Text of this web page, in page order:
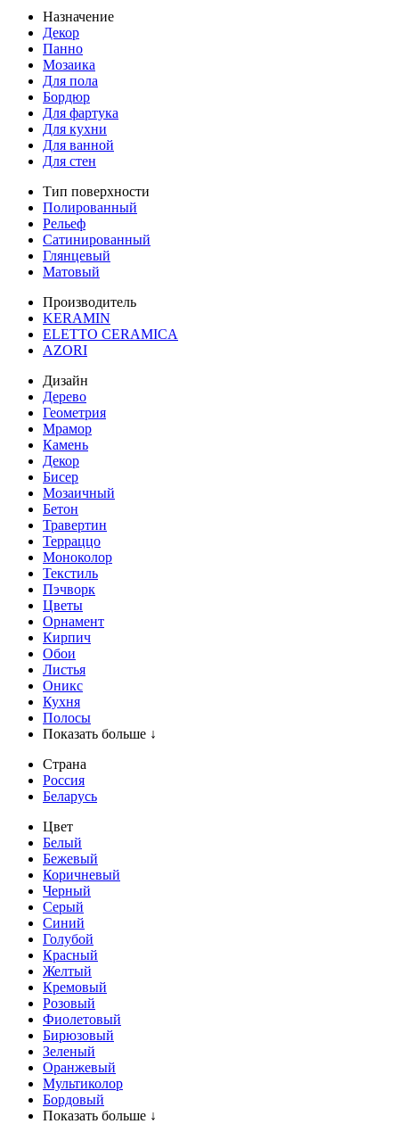
Назначение
Декор
Панно
Мозаика
Для пола
Бордюр
Для фартука
Для кухни
Для ванной
Для стен
Тип поверхности
Полированный
Рельеф
Сатинированный
Глянцевый
Матовый
Производитель
KERAMIN
ELETTO CERAMICA
AZORI
Дизайн
Дерево
Геометрия
Мрамор
Камень
Декор
Бисер
Мозаичный
Бетон
Травертин
Терраццо
Моноколор
Текстиль
Пэчворк
Цветы
Орнамент
Кирпич
Обои
Листья
Оникс
Кухня
Полосы
Показать больше ↓
Страна
Россия
Беларусь
Цвет
Белый
Бежевый
Коричневый
Черный
Серый
Синий
Голубой
Красный
Желтый
Кремовый
Розовый
Фиолетовый
Бирюзовый
Зеленый
Оранжевый
Мультиколор
Бордовый
Показать больше ↓